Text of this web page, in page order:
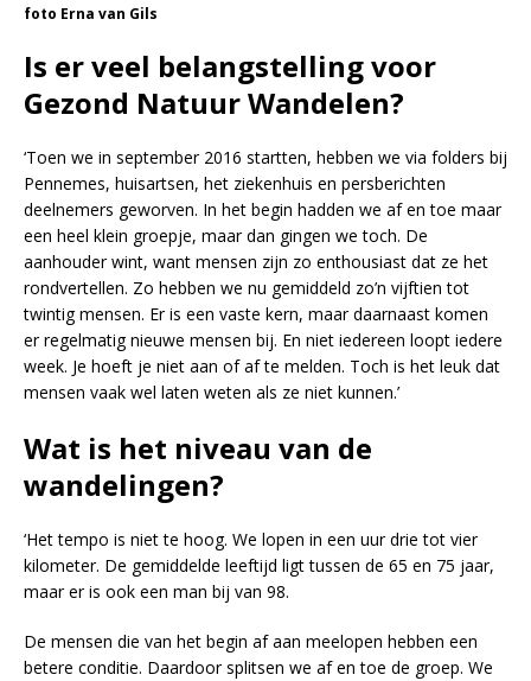
foto Erna van Gils
Is er veel belangstelling voor
Gezond Natuur Wandelen?
‘Toen we in september 2016 startten, hebben we via folders bij
Pennemes, huisartsen, het ziekenhuis en persberichten
deelnemers geworven. In het begin hadden we af en toe maar
een heel klein groepje, maar dan gingen we toch. De
aanhouder wint, want mensen zijn zo enthousiast dat ze het
rondvertellen. Zo hebben we nu gemiddeld zo’n vijftien tot
twintig mensen. Er is een vaste kern, maar daarnaast komen
er regelmatig nieuwe mensen bij. En niet iedereen loopt iedere
week. Je hoeft je niet aan of af te melden. Toch is het leuk dat
mensen vaak wel laten weten als ze niet kunnen.’
Wat is het niveau van de
wandelingen?
‘Het tempo is niet te hoog. We lopen in een uur drie tot vier
kilometer. De gemiddelde leeftijd ligt tussen de 65 en 75 jaar,
maar er is ook een man bij van 98.
De mensen die van het begin af aan meelopen hebben een
betere conditie. Daardoor splitsen we af en toe de groep. We